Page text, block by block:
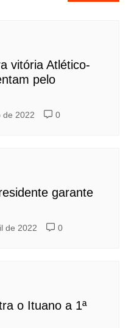
vitória Atlético-
pelo
de 2022 0
garante
de 2022 0
o Ituano a 1ª